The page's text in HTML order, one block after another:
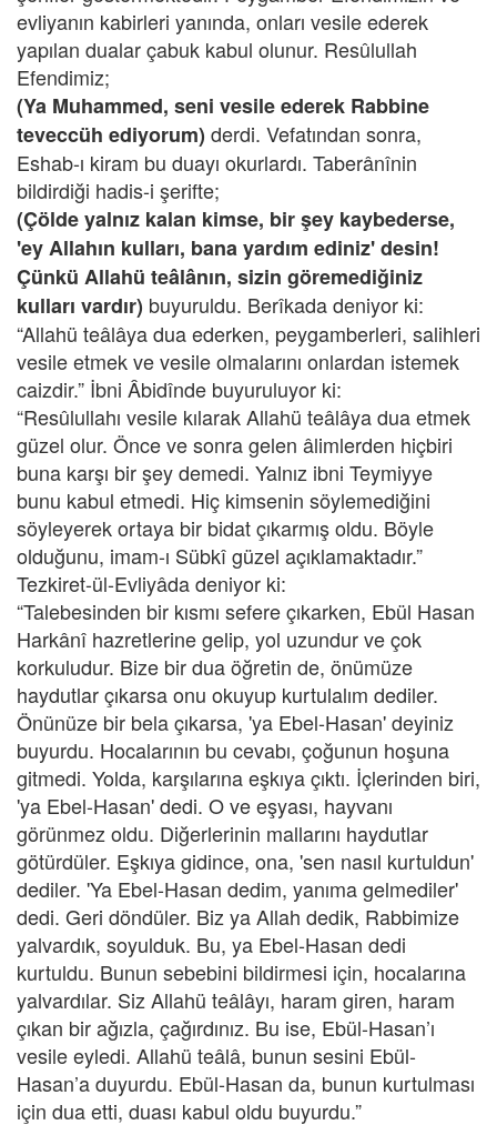
evliyanın kabirleri yanında, onları vesile ederek
yapılan dualar çabuk kabul olunur. Resûlullah
Efendimiz;
(Ya Muhammed, seni vesile ederek Rabbine
teveccüh ediyorum) derdi. Vefatından sonra,
Eshab-ı kiram bu duayı okurlardı. Taberânînin
bildirdiği hadis-i şerifte;
(Çölde yalnız kalan kimse, bir şey kaybederse,
'ey Allahın kulları, bana yardım ediniz' desin!
Çünkü Allahü teâlânın, sizin göremediğiniz
kulları vardır) buyuruldu. Berîkada deniyor ki:
“Allahü teâlâya dua ederken, peygamberleri, salihleri
vesile etmek ve vesile olmalarını onlardan istemek
caizdir.” İbni Âbidînde buyuruluyor ki:
“Resûlullahı vesile kılarak Allahü teâlâya dua etmek
güzel olur. Önce ve sonra gelen âlimlerden hiçbiri
buna karşı bir şey demedi. Yalnız ibni Teymiyye
bunu kabul etmedi. Hiç kimsenin söylemediğini
söyleyerek ortaya bir bidat çıkarmış oldu. Böyle
olduğunu, imam-ı Sübkî güzel açıklamaktadır.”
Tezkiret-ül-Evliyâda deniyor ki:
“Talebesinden bir kısmı sefere çıkarken, Ebül Hasan
Harkânî hazretlerine gelip, yol uzundur ve çok
korkuludur. Bize bir dua öğretin de, önümüze
haydutlar çıkarsa onu okuyup kurtulalım dediler.
Önünüze bir bela çıkarsa, 'ya Ebel-Hasan' deyiniz
buyurdu. Hocalarının bu cevabı, çoğunun hoşuna
gitmedi. Yolda, karşılarına eşkıya çıktı. İçlerinden biri,
'ya Ebel-Hasan' dedi. O ve eşyası, hayvanı
görünmez oldu. Diğerlerinin mallarını haydutlar
götürdüler. Eşkıya gidince, ona, 'sen nasıl kurtuldun'
dediler. 'Ya Ebel-Hasan dedim, yanıma gelmediler'
dedi. Geri döndüler. Biz ya Allah dedik, Rabbimize
yalvardık, soyulduk. Bu, ya Ebel-Hasan dedi
kurtuldu. Bunun sebebini bildirmesi için, hocalarına
yalvardılar. Siz Allahü teâlâyı, haram giren, haram
çıkan bir ağızla, çağırdınız. Bu ise, Ebül-Hasan’ı
vesile eyledi. Allahü teâlâ, bunun sesini Ebül-
Hasan’a duyurdu. Ebül-Hasan da, bunun kurtulması
için dua etti, duası kabul oldu buyurdu.”